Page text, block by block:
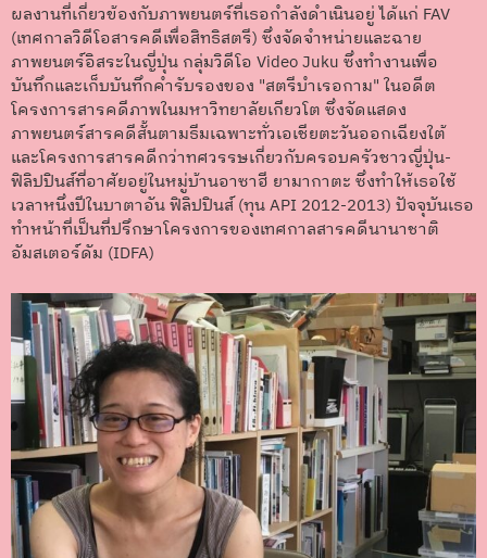
ผลงานที่เกี่ยวข้องกับภาพยนตร์ที่เธอกำลังดำเนินอยู่ ได้แก่ FAV
(เทศกาลวิดีโอสารคดีเพื่อสิทธิสตรี) ซึ่งจัดจำหน่ายและฉาย
ภาพยนตร์อิสระในญี่ปุ่น กลุ่มวิดีโอ Video Juku ซึ่งทำงานเพื่อ
บันทึกและเก็บบันทึกคำรับรองของ "สตรีบำเรอกาม" ในอดีต
โครงการสารคดีภาพในมหาวิทยาลัยเกียวโต ซึ่งจัดแสดง
ภาพยนตร์สารคดีสั้นตามธีมเฉพาะทั่วเอเชียตะวันออกเฉียงใต้
และโครงการสารคดีกว่าทศวรรษเกี่ยวกับครอบครัวชาวญี่ปุ่น-
ฟิลิปปินส์ที่อาศัยอยู่ในหมู่บ้านอาซาฮี ยามากาตะ ซึ่งทำให้เธอใช้
เวลาหนึ่งปีในบาตาอัน ฟิลิปปินส์ (ทุน API 2012-2013) ปัจจุบันเธอ
ทำหน้าที่เป็นที่ปรึกษาโครงการของเทศกาลสารคดีนานาชาติ
อัมสเตอร์ดัม (IDFA)